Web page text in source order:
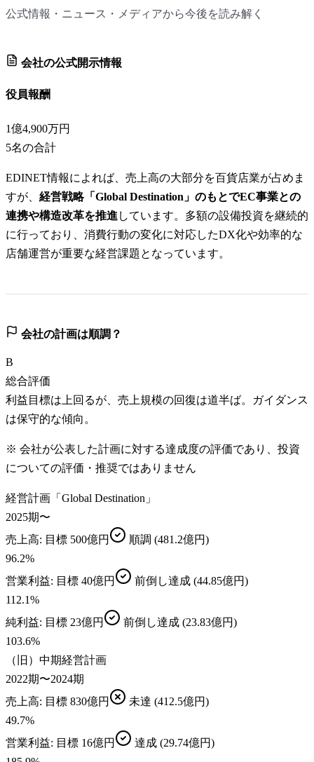
公式情報・ニュース・メディアから今後を読み解く
会社の公式開示情報
役員報酬
1億4,900万円
5名の合計
EDINET情報によれば、売上高の大部分を百貨店業が占めま
すが、 経営戦略「Global Destination」のもとでEC事業との
連携や構造改革を推進 しています。多額の設備投資を継続的
に行っており、消費行動の変化に対応したDX化や効率的な
店舗運営が重要な経営課題となっています。
会社の計画は順調？
B
総合評価
利益目標は上回るが、売上規模の回復は道半ば。ガイダンス
は保守的な傾向。
※ 会社が公表した計画に対する達成度の評価であり、投資
についての評価・推奨ではありません
経営計画「Global Destination」
2025期〜
売上高: 目標 500億円 順調 (481.2億円)
96.2%
営業利益: 目標 40億円 前倒し達成 (44.85億円)
112.1%
純利益: 目標 23億円 前倒し達成 (23.83億円)
103.6%
（旧）中期経営計画
2022期〜2024期
売上高: 目標 830億円 未達 (412.5億円)
49.7%
営業利益: 目標 16億円 達成 (29.74億円)